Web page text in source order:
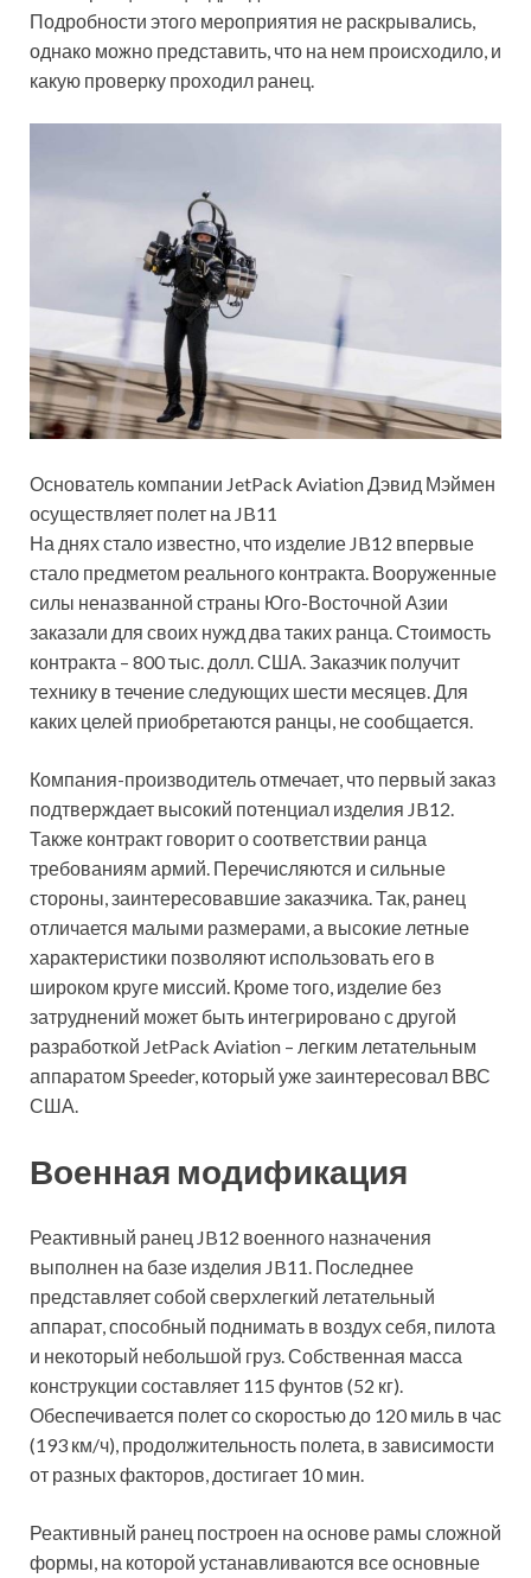
Подробности этого мероприятия не раскрывались,
однако можно представить, что на нем происходило, и
какую проверку проходил ранец.
Основатель компании JetPack Aviation Дэвид Мэймен
осуществляет полет на JB11
На днях стало известно, что изделие JB12 впервые
стало предметом реального контракта. Вооруженные
силы неназванной страны Юго-Восточной Азии
заказали для своих нужд два таких ранца. Стоимость
контракта – 800 тыс. долл. США. Заказчик получит
технику в течение следующих шести месяцев. Для
каких целей приобретаются ранцы, не сообщается.
Компания-производитель отмечает, что первый заказ
подтверждает высокий потенциал изделия JB12.
Также контракт говорит о соответствии ранца
требованиям армий. Перечисляются и сильные
стороны, заинтересовавшие заказчика. Так, ранец
отличается малыми размерами, а высокие летные
характеристики позволяют использовать его в
широком круге миссий. Кроме того, изделие без
затруднений может быть интегрировано с другой
разработкой JetPack Aviation – легким летательным
аппаратом Speeder, который уже заинтересовал ВВС
США.
Военная модификация
Реактивный ранец JB12 военного назначения
выполнен на базе изделия JB11. Последнее
представляет собой сверхлегкий летательный
аппарат, способный поднимать в воздух себя, пилота
и некоторый небольшой груз. Собственная масса
конструкции составляет 115 фунтов (52 кг).
Обеспечивается полет со скоростью до 120 миль в час
(193 км/ч), продолжительность полета, в зависимости
от разных факторов, достигает 10 мин.
Реактивный ранец построен на основе рамы сложной
формы, на которой устанавливаются все основные